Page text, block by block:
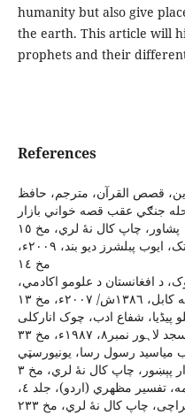
humanity but also give
the earth. This article will
prophets and their
References
قصص القرآن، مترجم، حافظ
جنګي عقب قصه خواني بازار
پشاور، چاپ کال نۀ لري، مخ ١٥
رفيع عثماني، مفتي، ادم سے محمد تک، ايوب پبلشرز ديو بند، ٢٠٠٩ء،
مخ ١٤
د افغانستان د علومو اکادمي،
٢٠٠٧ء، مخ ١٣
پیڈیا، شفاع ادب، چوک انارکلی
نمبر٨، ١٩٨٧ء، مخ ٣٣
مياسيد رسول رسا، يونيورسټي
پېښور، چاپ کال نۀ لري، مخ ٣
پاني پتي، محمد ثناء الله، علامه، تفسير مظهري (اردو)، جلد ٤،
چاپ کال نۀ لري، مخ ٢٣٣